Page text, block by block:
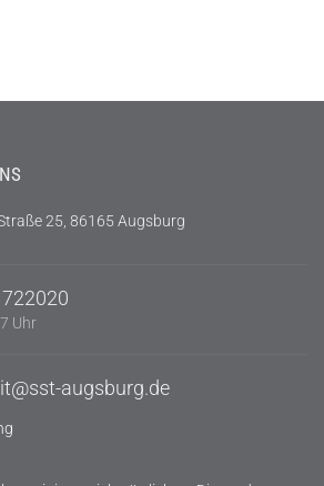
25, 86165 Augsburg
Uhr
augsburg.de